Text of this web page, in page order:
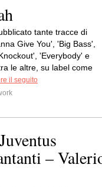
tante tracce di
Give You', 'Big Bass',
'Everybody' e
le altre, su label come
il seguito
–